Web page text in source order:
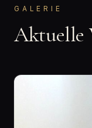
GALERIE
Aktuelle